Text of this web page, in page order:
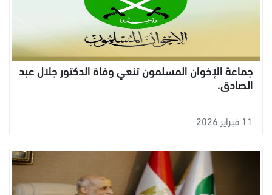
جماعة الإخوان المسلمون تنعي وفاة الدكتور جلال عبد
الصادق.
11 فبراير 2026